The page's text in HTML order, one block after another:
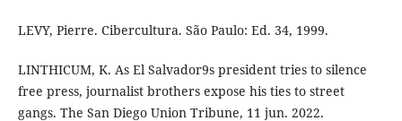
LEVY, Pierre. Cibercultura. São Paulo: Ed. 34, 1999.
LINTHICUM, K. As El Salvador9s president tries to silence
free press, journalist brothers expose his ties to street
gangs. The San Diego Union Tribune, 11 jun. 2022.